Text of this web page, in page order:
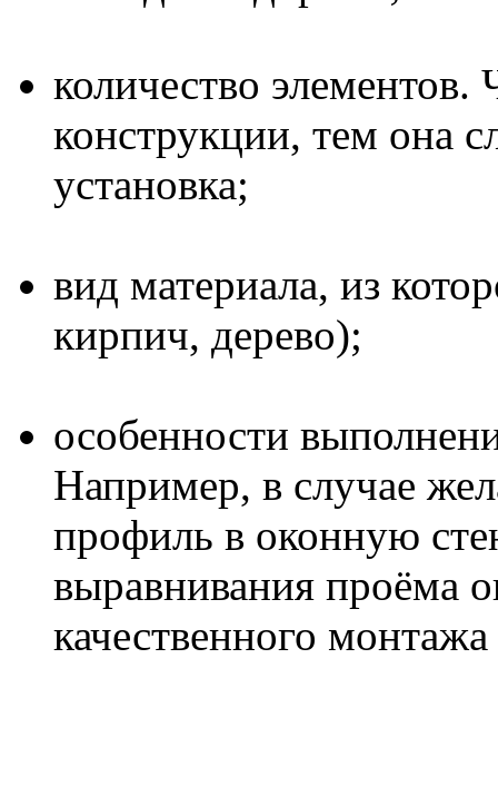
количество
конструкции, тем она
установка;
вид материала, из
кирпич, дерево);
особенности
Например, в случае
профиль в оконную
выравнивания проёма
качественного